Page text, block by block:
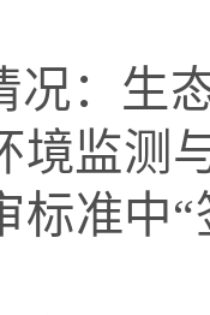
： 生
境监测
标准中